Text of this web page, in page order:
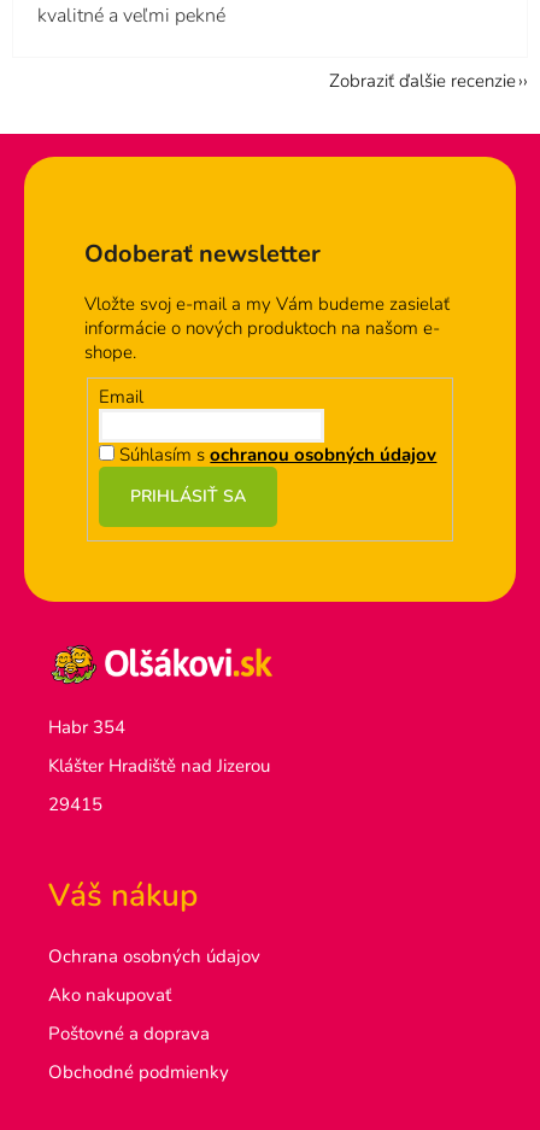
kvalitné a veľmi pekné
Zobraziť ďalšie recenzie
Odoberať newsletter
Vložte svoj e-mail a my Vám budeme zasielať
informácie o nových produktoch na našom e-
shope.
Email
Súhlasím sochranou osobných údajov
PRIHLÁSIŤ SA
Habr 354
Klášter Hradiště nad Jizerou
29415
Váš nákup
Ochrana osobných údajov
Ako nakupovať
Poštovné a doprava
Obchodné podmienky